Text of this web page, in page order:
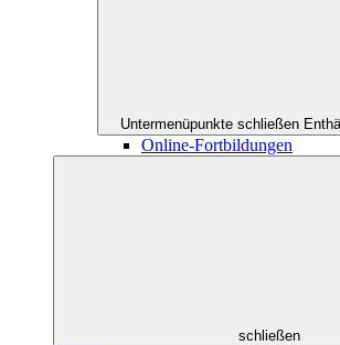
Untermenüpunkte schließen
Online-Fortbildungen
schließen